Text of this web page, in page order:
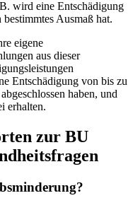
wird eine Entschädigung
Ausmaß hat.
eigene
aus dieser
Entschädigung von bis zu
haben, und
erhalten.
zur BU